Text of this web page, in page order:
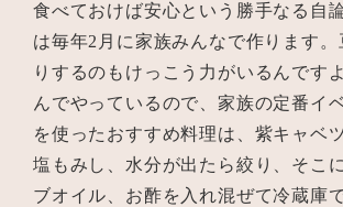
食べておけば安心という勝手なる自
は毎年2月に家族みんなで作ります。
りするのもけっこう力がいるんです
んでやっているので、家族の定番イ
を使ったおすすめ料理は、紫キャベ
塩もみし、水分が出たら絞り、そこ
ブオイル、お酢を入れ混ぜて冷蔵庫